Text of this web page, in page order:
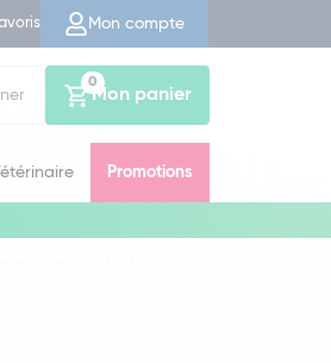
Mon compte
Mon panier
0
Promotions